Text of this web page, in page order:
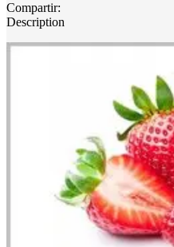
de
tres
mercados
Compartir:
Description